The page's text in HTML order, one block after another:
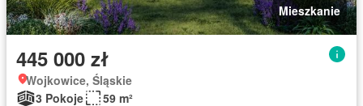
Mieszkanie
445 000 zł
Wojkowice, Śląskie
3 Pokoje
59 m²